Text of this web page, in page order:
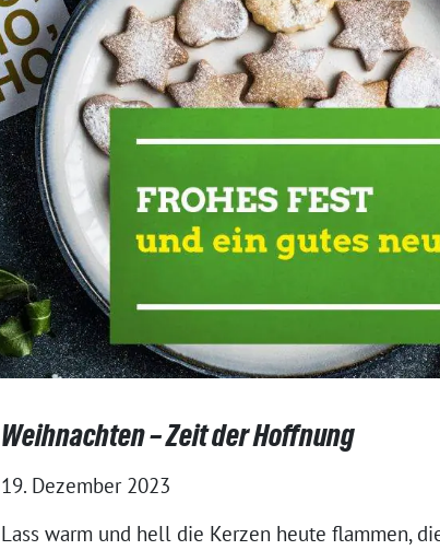
Weihnachten – Zeit der Hoffnung
19. Dezember 2023
Lass warm und hell die Kerzen heute flammen,